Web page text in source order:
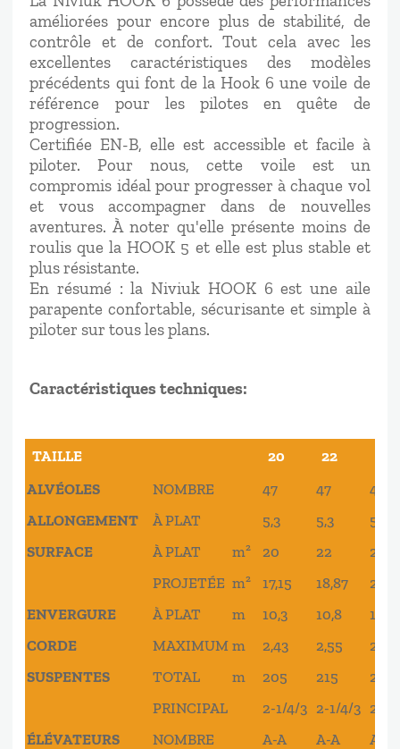
améliorées pour encore plus de stabilité, de
contrôle et de confort. Tout cela avec les
excellentes caractéristiques des modèles
précédents qui font de la Hook 6 une voile de
référence pour les pilotes en quête de
progression.
Certifiée EN-B, elle est accessible et facile à
piloter. Pour nous, cette voile est un
compromis idéal pour progresser à chaque vol
et vous accompagner dans de nouvelles
aventures. À noter qu'elle présente moins de
roulis que la HOOK 5 et elle est plus stable et
plus résistante.
En résumé : la Niviuk HOOK 6 est une aile
parapente confortable, sécurisante et simple à
piloter sur tous les plans.
Caractéristiques techniques:
TAILLE 20 22
TAILLE
20 22
ALVÉOLES NOMBRE 47 47
47
ALLONGEMENT
À PLAT 5,3 5,3
5,3
SURFACE
À PLAT m² 20 22
24
PROJETÉE m² 17,15 18,87
ENVERGURE
À PLAT m 10,3 10,8
CORDE
MAXIMUM m 2,43 2,55
2,66
SUSPENTES
TOTAL m 205 215
226
PRINCIPAL
2-1/4/3 2-1/4/3 2-1/
ÉLÉVATEURS
NOMBRE
A-A
A-A
A-A